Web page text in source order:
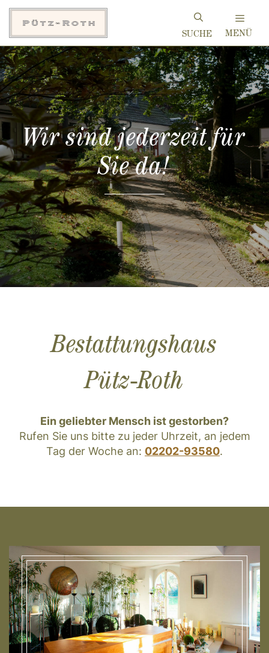
Zum
Inhalt
springen
MENÜ
Wir sind jederzeit für
Sie da!
Bestattungshaus
Pütz‑Roth
Ein geliebter Mensch ist gestorben?
Rufen Sie uns bitte zu jeder Uhrzeit, an jedem
Tag der Woche an: 02202-93580.